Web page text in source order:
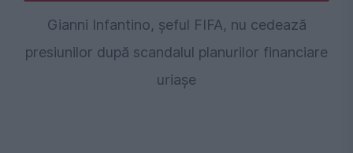
Gianni Infantino, șeful FIFA, nu cedează
presiunilor după scandalul planurilor financiare
uriașe